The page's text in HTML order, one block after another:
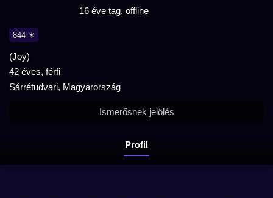
16 éve tag, offline
844 ☀
(Joy)
42 éves, férfi
Sárrétudvari, Magyarország
Profil
Ismerősnek jelölés